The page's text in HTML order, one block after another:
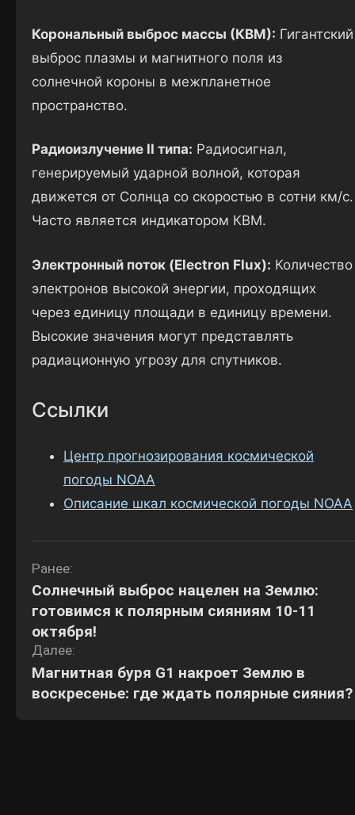
Корональный выброс массы (КВМ): Гигантский
выброс плазмы и магнитного поля из
солнечной короны в межпланетное
пространство.
Радиоизлучение II типа: Радиосигнал,
генерируемый ударной волной, которая
движется от Солнца со скоростью в сотни км/с.
Часто является индикатором КВМ.
Электронный поток (Electron Flux): Количество
электронов высокой энергии, проходящих
через единицу площади в единицу времени.
Высокие значения могут представлять
радиационную угрозу для спутников.
Ссылки
Центр прогнозирования космической
погоды NOAA
Описание шкал космической погоды NOAA
Навигация
по
записям
Ранее:
Солнечный выброс нацелен на Землю:
готовимся к полярным сияниям 10-11
октября!
Далее:
Магнитная буря G1 накроет Землю в
воскресенье: где ждать полярные сияния?